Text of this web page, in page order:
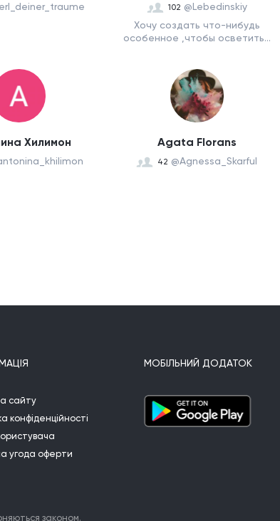
102 @Lebedinskiy
Хочу создать что-нибудь
особенное ,чтобы осветить...
Хилимон Agata Florans
42 @Agnessa_Skarful
сайту
конфіденційності
угода оферти
МОБІЛЬНИЙ ДОДАТОК
законом.